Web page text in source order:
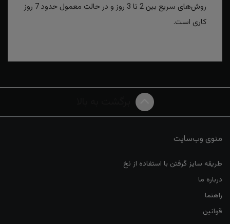
روش‌های سریع بین 2 تا 3 روز و در حالت معمول حدود 7 روز
کاری است.
منوی وب‌سایت
طریقه سایز گرفتن با استفاده از نخ
درباره ما
راهنما
قوانین